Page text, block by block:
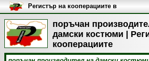
поръчан
дамски костюми |
кооперациите
Регистър на кооперациите в
България